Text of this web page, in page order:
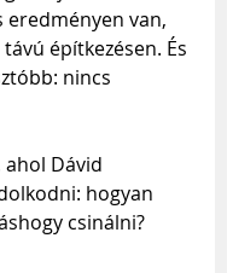
eredményen van,
építkezésen. És
nincs
ahol Dávid
hogyan
csinálni?